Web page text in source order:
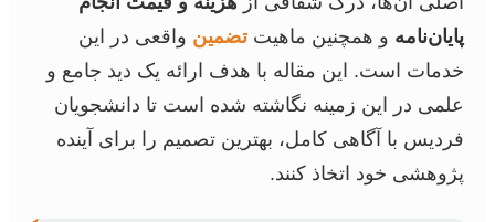
پایان‌نامه و همچنین ماهیتتضمین واقعی در این
خدمات است. این مقاله با هدف ارائه یک دید جامع و
علمی در این زمینه نگاشته شده است تا دانشجویان
فردیس با آگاهی کامل، بهترین تصمیم را برای آینده
پژوهشی خود اتخاذ کنند.